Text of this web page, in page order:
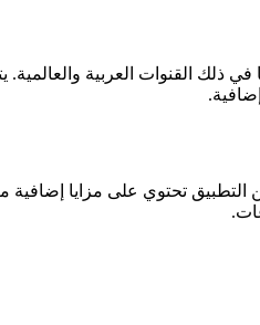
ذلك القنوات العربية
تحتوي على مزايا إضافية